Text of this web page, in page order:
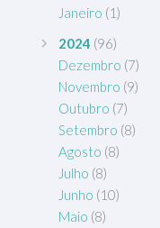
Janeiro (1)
2024 (96)
Dezembro (7)
Novembro (9)
Outubro (7)
Setembro (8)
Agosto (8)
Julho (8)
Junho (10)
Maio (8)